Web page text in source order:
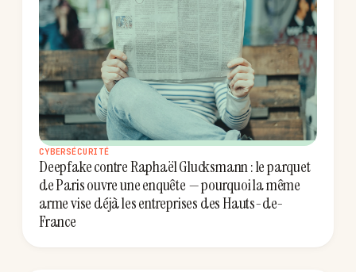
CYBERSÉCURITÉ
Deepfake contre Raphaël Glucksmann : le parquet
de Paris ouvre une enquête — pourquoi la même
arme vise déjà les entreprises des Hauts-de-
France